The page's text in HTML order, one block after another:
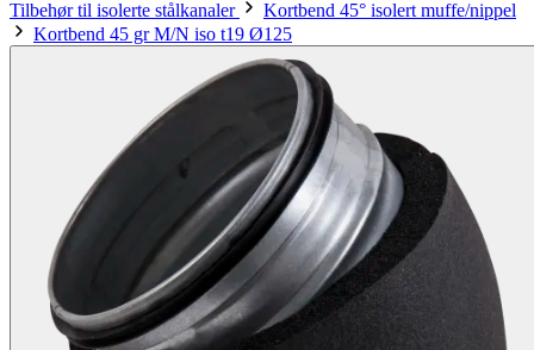
Tilbehør til isolerte stålkanaler
Kortbend 45° isolert muffe/nippel
Kortbend 45 gr M/N iso t19 Ø125